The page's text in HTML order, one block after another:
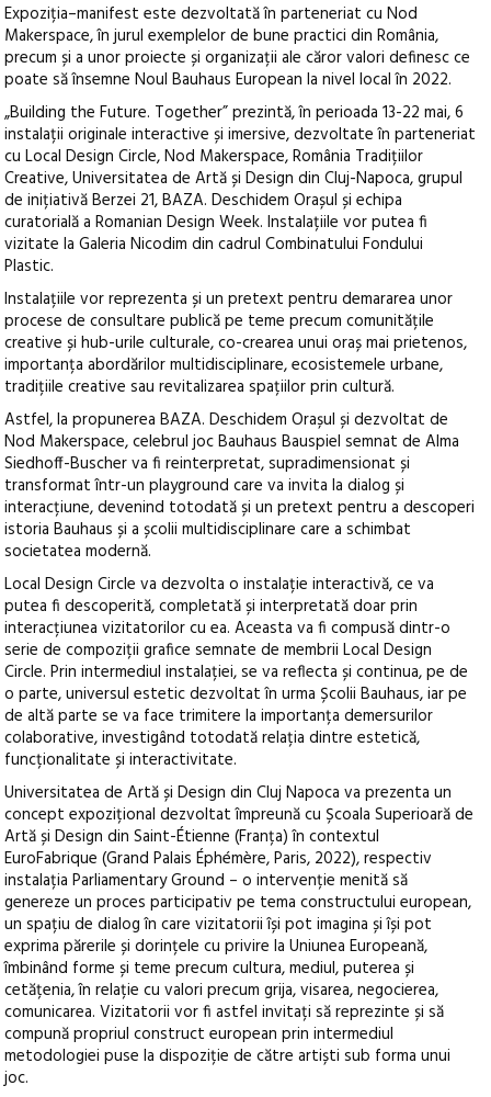
Expoziția–manifest este dezvoltată în parteneriat cu Nod
Makerspace, în jurul exemplelor de bune practici din România,
precum și a unor proiecte și organizații ale căror valori definesc ce
poate să însemne Noul Bauhaus European la nivel local în 2022.
„Building the Future. Together” prezintă, în perioada 13-22 mai, 6
instalații originale interactive și imersive, dezvoltate în parteneriat
cu Local Design Circle, Nod Makerspace, România Tradițiilor
Creative, Universitatea de Artă și Design din Cluj-Napoca, grupul
de inițiativă Berzei 21, BAZA. Deschidem Orașul și echipa
curatorială a Romanian Design Week. Instalațiile vor putea fi
vizitate la Galeria Nicodim din cadrul Combinatului Fondului
Plastic.
Instalațiile vor reprezenta și un pretext pentru demararea unor
procese de consultare publică pe teme precum comunitățile
creative și hub-urile culturale, co-crearea unui oraș mai prietenos,
importanța abordărilor multidisciplinare, ecosistemele urbane,
tradițiile creative sau revitalizarea spațiilor prin cultură.
Astfel, la propunerea BAZA. Deschidem Orașul și dezvoltat de
Nod Makerspace, celebrul joc Bauhaus Bauspiel semnat de Alma
Siedhoff-Buscher va fi reinterpretat, supradimensionat și
transformat într-un playground care va invita la dialog și
interacțiune, devenind totodată și un pretext pentru a descoperi
istoria Bauhaus și a școlii multidisciplinare care a schimbat
societatea modernă.
Local Design Circle va dezvolta o instalație interactivă, ce va
putea fi descoperită, completată și interpretată doar prin
interacțiunea vizitatorilor cu ea. Aceasta va fi compusă dintr-o
serie de compoziții grafice semnate de membrii Local Design
Circle. Prin intermediul instalației, se va reflecta și continua, pe de
o parte, universul estetic dezvoltat în urma Școlii Bauhaus, iar pe
de altă parte se va face trimitere la importanța demersurilor
colaborative, investigând totodată relația dintre estetică,
funcționalitate și interactivitate.
Universitatea de Artă și Design din Cluj Napoca va prezenta un
concept expozițional dezvoltat împreună cu Școala Superioară de
Artă și Design din Saint-Étienne (Franța) în contextul
EuroFabrique (Grand Palais Éphémère, Paris, 2022), respectiv
instalația Parliamentary Ground – o intervenție menită să
genereze un proces participativ pe tema constructului european,
un spațiu de dialog în care vizitatorii își pot imagina și își pot
exprima părerile și dorințele cu privire la Uniunea Europeană,
îmbinând forme și teme precum cultura, mediul, puterea și
cetățenia, în relație cu valori precum grija, visarea, negocierea,
comunicarea. Vizitatorii vor fi astfel invitați să reprezinte și să
compună propriul construct european prin intermediul
metodologiei puse la dispoziție de către artiști sub forma unui
joc.